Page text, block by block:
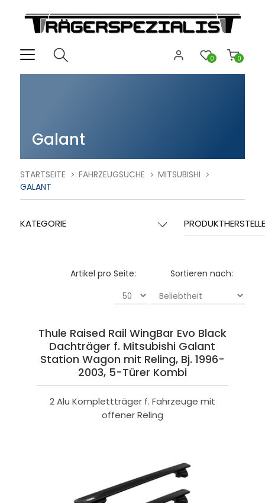
0
0
Galant
STARTSEITE FAHRZEUGSUCHE
MITSUBISHI
GALANT
KATEGORIE
Sortieren nach:
Artikel pro Seite:
Thule Raised Rail WingBar Evo Black
Dachträger f. Mitsubishi Galant
Station Wagon mit Reling, Bj. 1996-
2003, 5-Türer Kombi
2 Alu Komplettträger f. Fahrzeuge mit
offener Reling